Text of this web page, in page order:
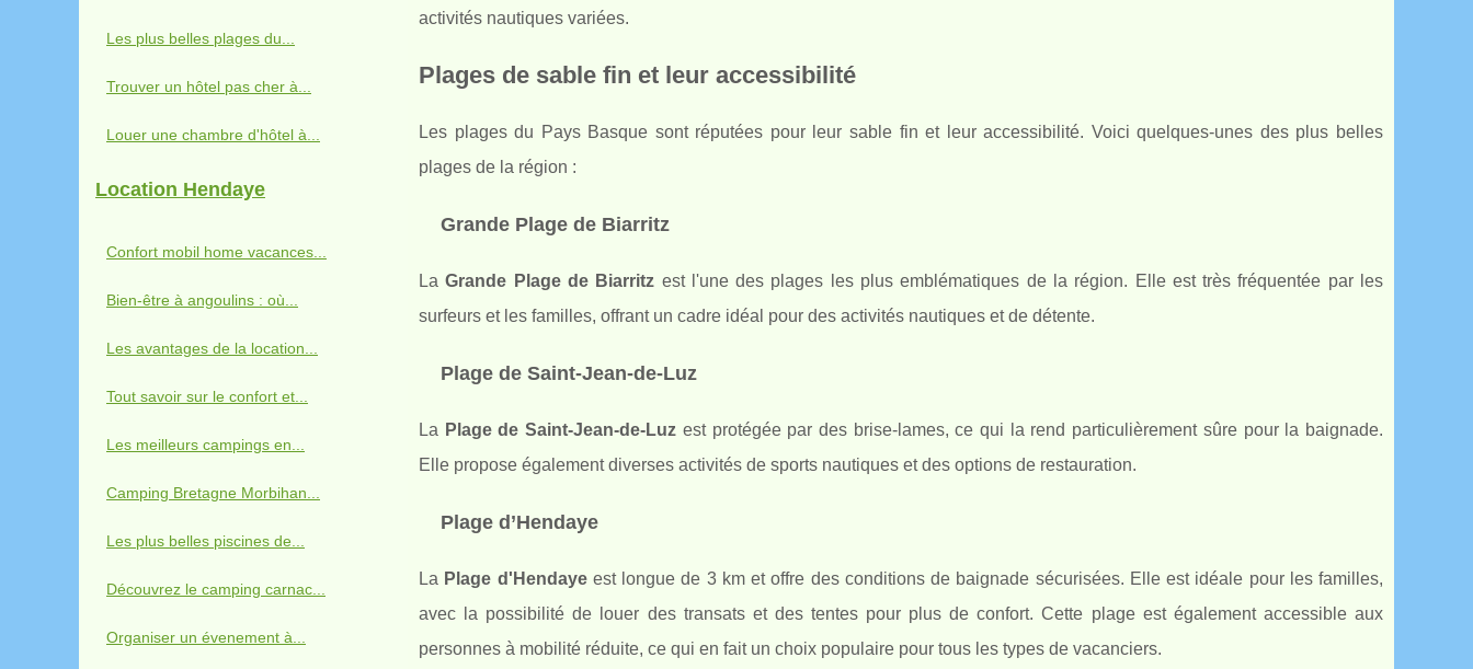
activités nautiques variées.
Plages de sable fin et leur accessibilité
Les plages du Pays Basque sont réputées pour leur sable fin et leur accessibilité. Voici quelques-unes des plus belles
plages de la région :
Grande Plage de Biarritz
LaGrande Plage de Biarritz est l'une des plages les plus emblématiques de la région. Elle est très fréquentée par les
surfeurs et les familles, offrant un cadre idéal pour des activités nautiques et de détente.
Plage de Saint-Jean-de-Luz
La Plage de Saint-Jean-de-Luz est protégée par des brise-lames, ce qui la rend particulièrement sûre pour la baignade.
Elle propose également diverses activités de sports nautiques et des options de restauration.
Plage d’Hendaye
La Plage d'Hendayeest longue de 3 km et offre des conditions de baignade sécurisées. Elle est idéale pour les familles,
avec la possibilité de louer des transats et des tentes pour plus de confort. Cette plage est également accessible aux
personnes à mobilité réduite, ce qui en fait un choix populaire pour tous les types de vacanciers.
Les plus belles plages du...
Trouver un hôtel pas cher à...
Louer une chambre d'hôtel à...
Location Hendaye
Confort mobil home vacances...
Bien-être à angoulins : où...
Les avantages de la location...
Tout savoir sur le confort et...
Les meilleurs campings en...
Camping Bretagne Morbihan...
Les plus belles piscines de...
Découvrez le camping carnac...
Organiser un évenement à...